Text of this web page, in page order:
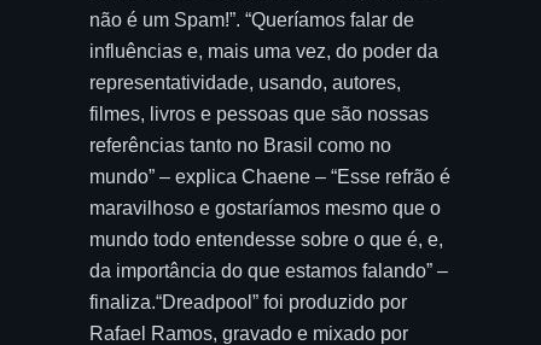
não é um Spam!”. “Queríamos falar de
influências e, mais uma vez, do poder da
representatividade, usando, autores,
filmes, livros e pessoas que são nossas
referências tanto no Brasil como no
mundo” – explica Chaene – “Esse refrão é
maravilhoso e gostaríamos mesmo que o
mundo todo entendesse sobre o que é, e,
da importância do que estamos falando” –
finaliza.“Dreadpool” foi produzido por
Rafael Ramos, gravado e mixado por